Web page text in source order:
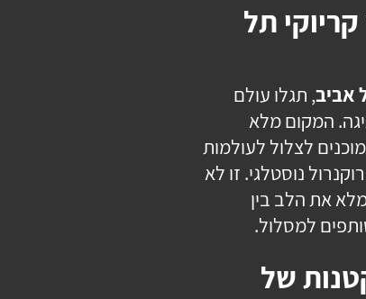
תל
אביב, תגלו עולם
המקום מלא
לצלול לעולמות
נוסטלגי. זו לא
את הלב בין
למסלול.
של